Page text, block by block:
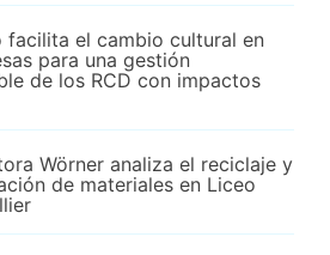
facilita el cambio cultural en
para una gestión
de los RCD con impactos
Wörner analiza el reciclaje y
de materiales en Liceo